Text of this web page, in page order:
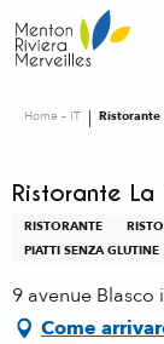
au
contenu
Home – IT Ristorante
Ristorante La
RISTORANTE
PIATTI SENZA GLUTINE
9 avenue Blasco
Come